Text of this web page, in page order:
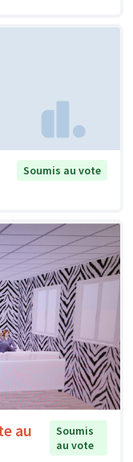
Soumis au vote
au
Soumis
au vote